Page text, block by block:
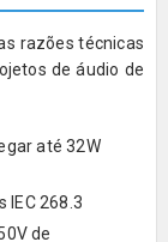
razões técnicas
de áudio de
até 32W
IEC 268.3
de